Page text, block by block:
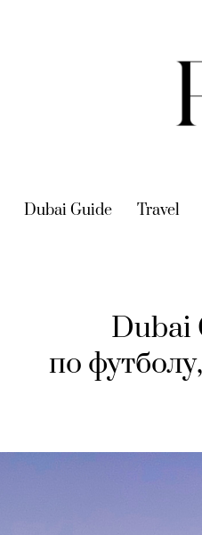
(current)
Dubai Guide (current)
Travel
Dubai
по